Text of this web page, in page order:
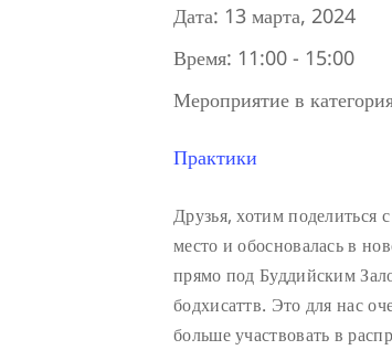
Дата: 13 марта, 2024
Время: 11:00 - 15:00
Мероприятие в
Практики
Друзья, хотим поделиться
место и обосновалась в
прямо под Буддийским
бодхисаттв. Это для нас
больше участвовать в